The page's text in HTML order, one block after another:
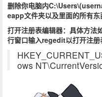
删除你电脑内
eapp文件夹以及里面的所有东
打开注册表编辑器：具体方法
行窗口输入regedit以打开注册
ows